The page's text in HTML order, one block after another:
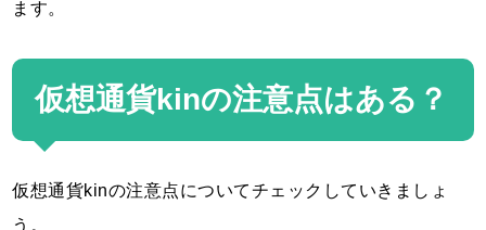
ます。
仮想通貨kinの注意点はある？
仮想通貨kinの注意点についてチェックしていきましょ
う。